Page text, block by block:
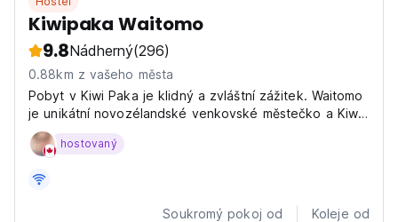
Kiwipaka Waitomo
9.8Nádherný(296)
0.88km z vašeho města
Pobyt v Kiwi Paka je klidný a zvláštní zážitek. Waitomo
je unikátní novozélandské venkovské městečko a Kiwi
Paka leží uprostřed něj. Jsme batůžkáři s hodnocením
3+ Star Qualmark.
hostovaný
Soukromý pokoj od Koleje od